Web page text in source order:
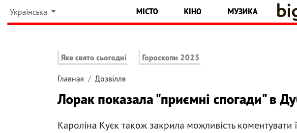
Українська МІСТО КІНО МУЗИКА
Яке свято сьогодні Гороскопи 2025
Главная Дозвілля
Лорак показала "приємні спогади" в
Кароліна Куєк також закрила можливість коментувати